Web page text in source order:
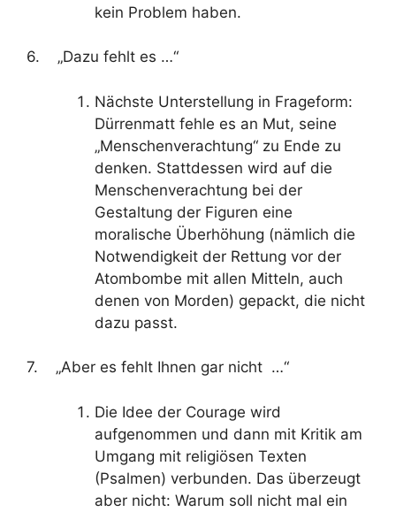
kein Problem haben.
6. „Dazu fehlt es …“
Nächste Unterstellung in Frageform:
Dürrenmatt fehle es an Mut, seine
„Menschenverachtung“ zu Ende zu
denken. Stattdessen wird auf die
Menschenverachtung bei der
Gestaltung der Figuren eine
moralische Überhöhung (nämlich die
Notwendigkeit der Rettung vor der
Atombombe mit allen Mitteln, auch
denen von Morden) gepackt, die nicht
dazu passt.
7. „Aber es fehlt Ihnen gar nicht …“
Die Idee der Courage wird
aufgenommen und dann mit Kritik am
Umgang mit religiösen Texten
(Psalmen) verbunden. Das überzeugt
aber nicht: Warum soll nicht mal ein